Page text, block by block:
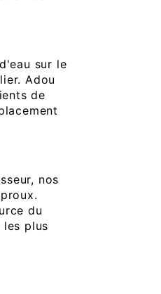
sur le
Adou
de
nos
du
plus